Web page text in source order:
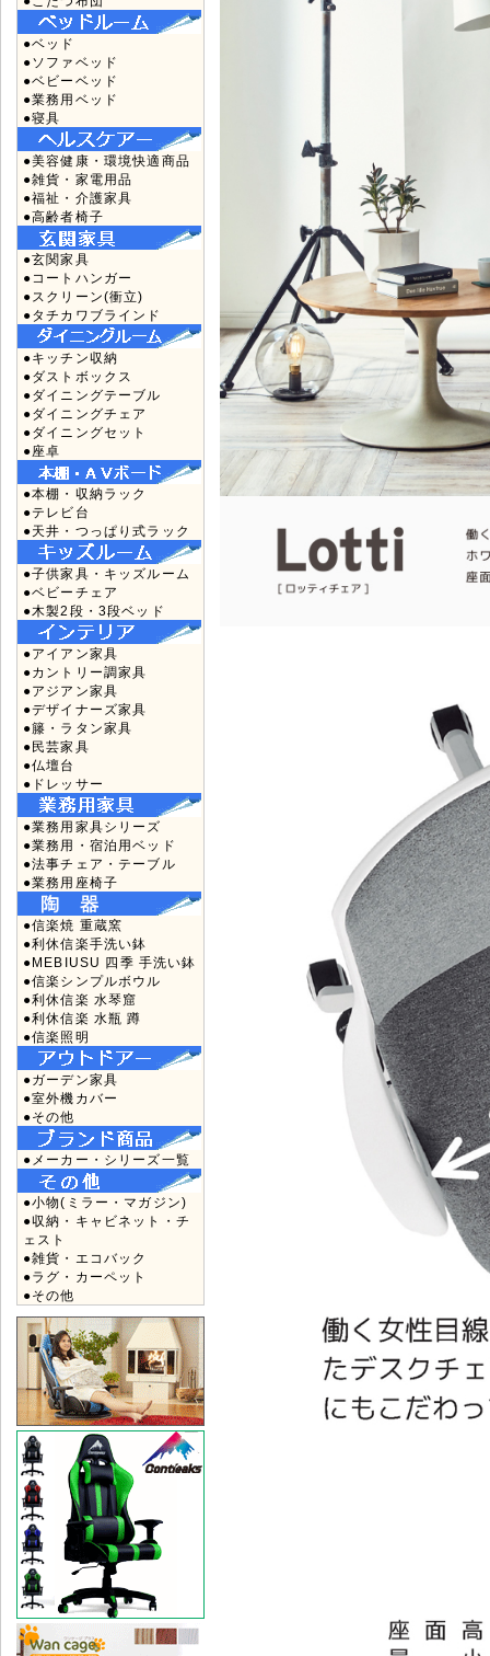
●ベッド
●ソファベッド
●ベビーベッド
●業務用ベッド
●寝具
●美容健康・環境快適商品
●雑貨・家電用品
●福祉・介護家具
●高齢者椅子
●玄関家具
●コートハンガー
●スクリーン(衝立)
●タチカワブラインド
●キッチン収納
●ダストボックス
●ダイニングテーブル
●ダイニングチェア
●ダイニングセット
●座卓
●本棚・収納ラック
●テレビ台
●天井・つっぱり式ラック
●子供家具・キッズルーム
●ベビーチェア
●木製2段・3段ベッド
●アイアン家具
●カントリー調家具
●アジアン家具
●デザイナーズ家具
●籐・ラタン家具
●民芸家具
●仏壇台
●ドレッサー
●業務用家具シリーズ
●業務用・宿泊用ベッド
●法事チェア・テーブル
●業務用座椅子
●信楽焼 重蔵窯
●利休信楽手洗い鉢
●MEBIUSU 四季 手洗い鉢
●信楽シンプルボウル
●利休信楽 水琴窟
●利休信楽 水瓶 蹲
●信楽照明
●ガーデン家具
●室外機カバー
●その他
●メーカー・シリーズ一覧
●小物(ミラー・マガジン)
●収納・キャビネット・チ
ェスト
●雑貨・エコバック
●ラグ・カーペット
●その他